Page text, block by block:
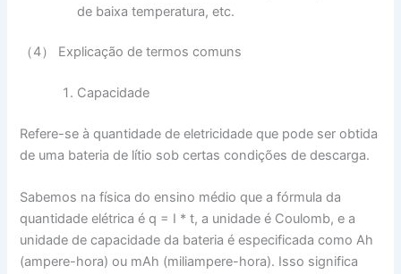
de baixa temperatura, etc.
（4） Explicação de termos comuns
Capacidade
Refere-se à quantidade de eletricidade que pode ser obtida
de uma bateria de lítio sob certas condições de descarga.
Sabemos na física do ensino médio que a fórmula da
quantidade elétrica é q = I * t, a unidade é Coulomb, e a
unidade de capacidade da bateria é especificada como Ah
(ampere-hora) ou mAh (miliampere-hora). Isso significa